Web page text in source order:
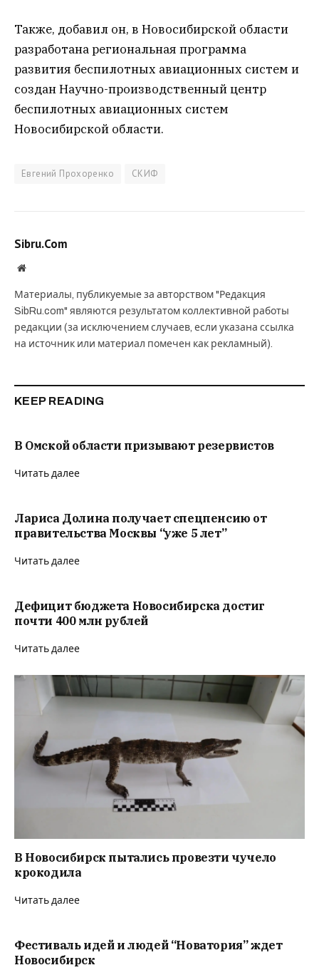
Также, добавил он, в Новосибирской области
разработана региональная программа
развития беспилотных авиационных систем и
создан Научно-производственный центр
беспилотных авиационных систем
Новосибирской области.
Евгений Прохоренко СКИФ
Sibru.Com
Website
Материалы, публикуемые за авторством "Редакция
SibRu.com" являются результатом коллективной работы
редакции (за исключением случаев, если указана ссылка
на источник или материал помечен как рекламный).
KEEP READING
В Омской области призывают резервистов
Читать далее
Лариса Долина получает спецпенсию от
правительства Москвы “уже 5 лет”
Читать далее
Дефицит бюджета Новосибирска достиг
почти 400 млн рублей
Читать далее
В Новосибирск пытались провезти чучело
крокодила
Читать далее
Фестиваль идей и людей “Новатория” ждет
Новосибирск